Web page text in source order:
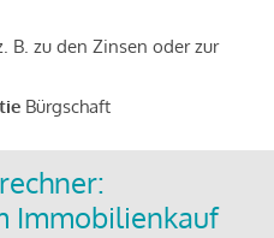
B. zu den Zinsen oder zur
Bürgschaft
Immobilienkauf